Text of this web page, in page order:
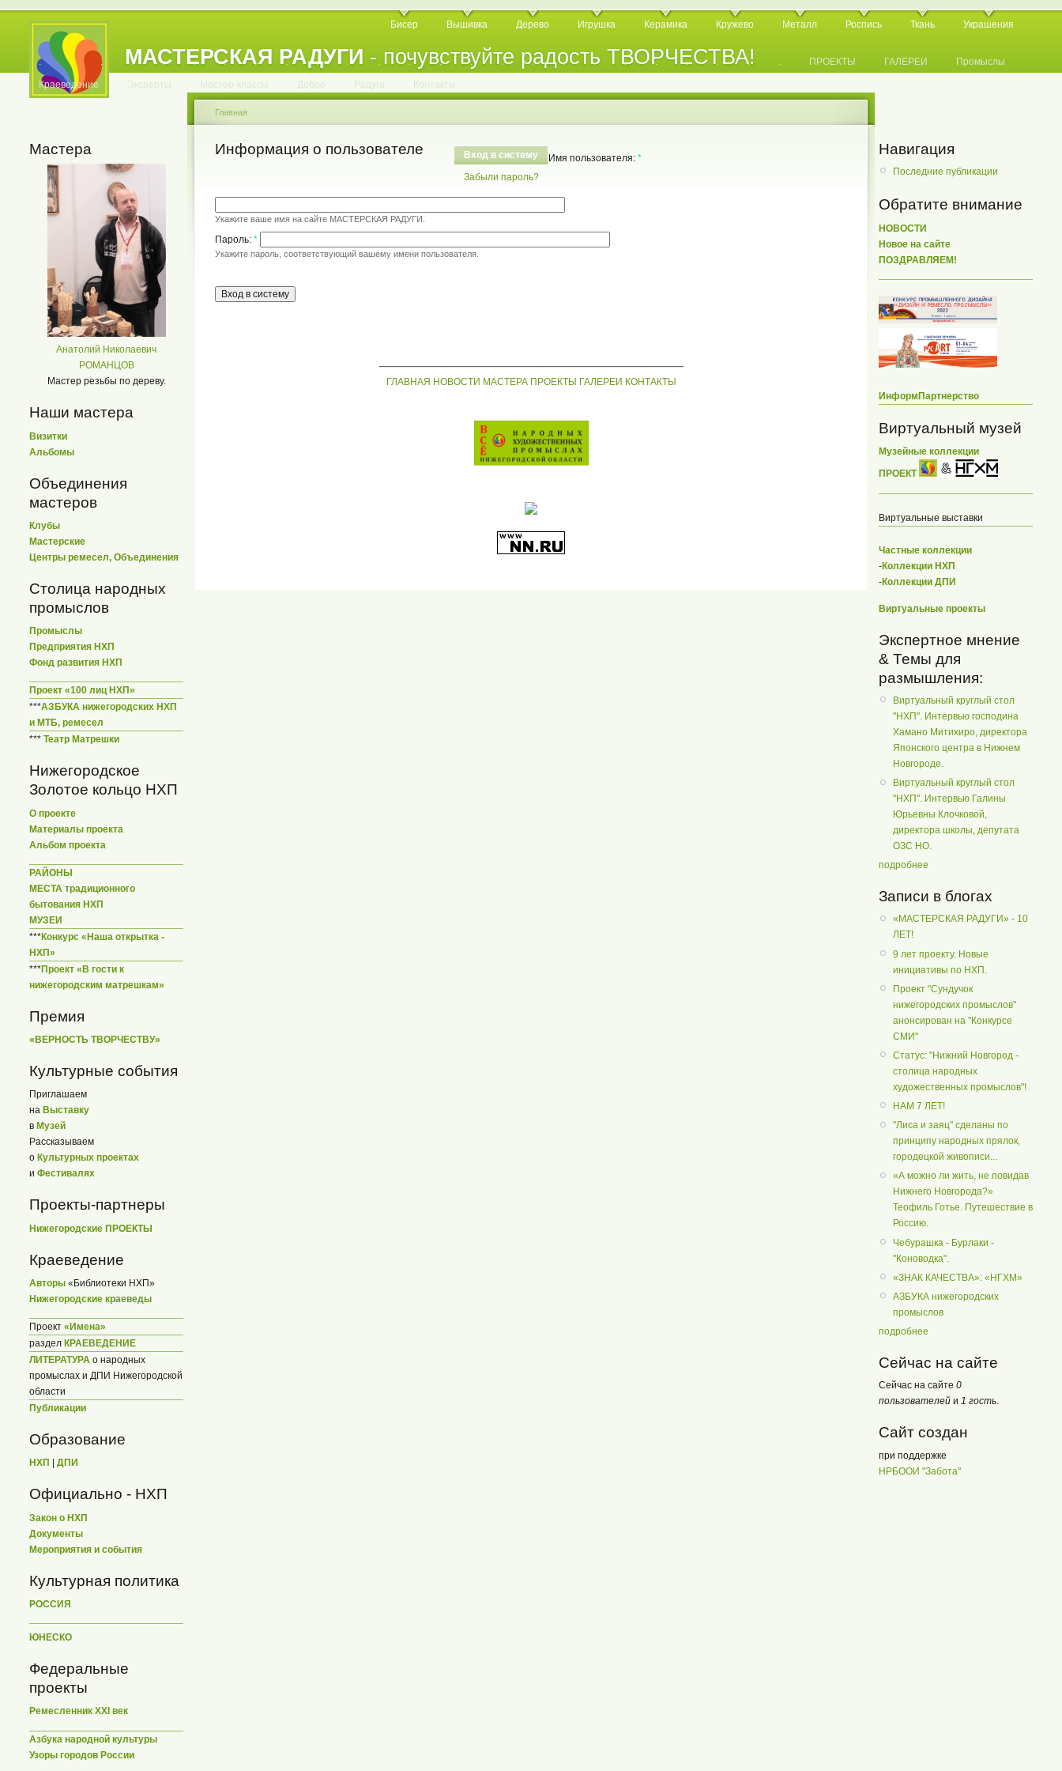
МАСТЕРСКАЯ РАДУГИ - почувствуйте радость ТВОРЧЕСТВА!
Бисер Вышивка Дерево Игрушка Керамика Кружево Металл Роспись Ткань Украшения
. . . . . . . . . . . . . . . . . . . . . . . . . ПРОЕКТЫ ГАЛЕРЕИ Промыслы
Краеведение Эксперты Мастер-классы Добро Радуга Контакты
Мастера
Анатолий Николаевич
РОМАНЦОВ
Мастер резьбы по дереву.
Наши мастера
Визитки
Альбомы
Объединения
мастеров
Клубы
Мастерские
Центры ремесел, Объединения
Столица народных
промыслов
Промыслы
Предприятия НХП
Фонд развития НХП
Проект «100 лиц НХП»
***АЗБУКА нижегородских НХП
и МТБ, ремесел
*** Театр Матрешки
Нижегородское
Золотое кольцо НХП
О проекте
Материалы проекта
Альбом проекта
РАЙОНЫ
МЕСТА традиционного
бытования НХП
МУЗЕИ
***Конкурс «Наша открытка -
НХП»
***Проект «В гости к
нижегородским матрешкам»
Премия
«ВЕРНОСТЬ ТВОРЧЕСТВУ»
Культурные события
Приглашаем
на Выставку
в Музей
Рассказываем
о Культурных проектах
и Фестивалях
Проекты-партнеры
Нижегородские ПРОЕКТЫ
Краеведение
Авторы «Библиотеки НХП»
Нижегородские краеведы
Проект «Имена»
раздел КРАЕВЕДЕНИЕ
ЛИТЕРАТУРА о народных
промыслах и ДПИ Нижегородской
области
Публикации
Образование
НХП ДПИ
Официально - НХП
Закон о НХП
Документы
Мероприятия и события
Культурная политика
РОССИЯ
ЮНЕСКО
Федеральные
проекты
Ремесленник XXI век
Азбука народной культуры
Узоры городов России
Главная
Информация о пользователе
Вход в систему
Забыли пароль?
Имя пользователя:*
Укажите ваше имя на сайте МАСТЕРСКАЯ РАДУГИ.
Пароль: *
Укажите пароль, соответствующий вашему имени пользователя.
ГЛАВНАЯ НОВОСТИ МАСТЕРА ПРОЕКТЫ ГАЛЕРЕИ КОНТАКТЫ
Навигация
Последние публикации
Обратите внимание
НОВОСТИ
Новое на сайте
ПОЗДРАВЛЯЕМ!
ИнформПартнерство
Виртуальный музей
Музейные коллекции
ПРОЕКТ
Виртуальные выставки
Частные коллекции
-Коллекции НХП
-Коллекции ДПИ
Виртуальные проекты
Экспертное мнение
& Темы для
размышления:
Виртуальный круглый стол
"НХП". Интервью господина
Хамано Митихиро, директора
Японского центра в Нижнем
Новгороде.
Виртуальный круглый стол
"НХП". Интервью Галины
Юрьевны Клочковой,
директора школы, депутата
ОЗС НО.
подробнее
Записи в блогах
«МАСТЕРСКАЯ РАДУГИ» - 10
ЛЕТ!
9 лет проекту. Новые
инициативы по НХП.
Проект "Сундучок
нижегородских промыслов"
анонсирован на "Конкурсе
СМИ"
Статус: "Нижний Новгород -
столица народных
художественных промыслов"!
НАМ 7 ЛЕТ!
"Лиса и заяц" сделаны по
принципу народных прялок,
городецкой живописи...
«А можно ли жить, не повидав
Нижнего Новгорода?»
Теофиль Готье. Путешествие в
Россию.
Чебурашка - Бурлаки -
"Коноводка".
«ЗНАК КАЧЕСТВА»: «НГХМ»
АЗБУКА нижегородских
промыслов
подробнее
Сейчас на сайте
Сейчас на сайте 0
пользователей и 1 гость.
Сайт создан
при поддержке
НРБООИ "Забота"